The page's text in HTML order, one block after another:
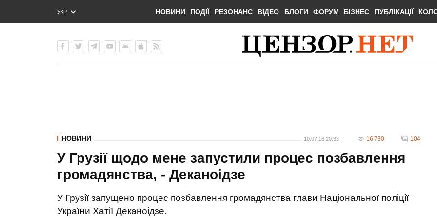
УКР
ENG
НОВИНИ ПОДІЇ РЕЗОНАНС ВІДЕО БЛОГИ ФОРУМ БІЗНЕС ПУБЛІКАЦІЇ
НОВИНИ 10.07.16 20:33 16 730 104
У Грузії щодо мене запустили процес позбавлення
громадянства, - Деканоідзе
У Грузії запущено процес позбавлення громадянства глави Національної поліції
України Хатії Деканоідзе.